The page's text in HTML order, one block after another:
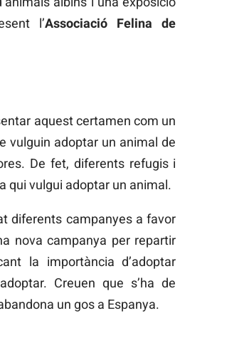
l’Associació Felina de
aquest certamen com un
vulguin adoptar un animal de
De fet, diferents refugis i
qui vulgui adoptar un animal.
diferents campanyes a favor
nova campanya per repartir
la importància d’adoptar
Creuen que s’ha de
un gos a Espanya.